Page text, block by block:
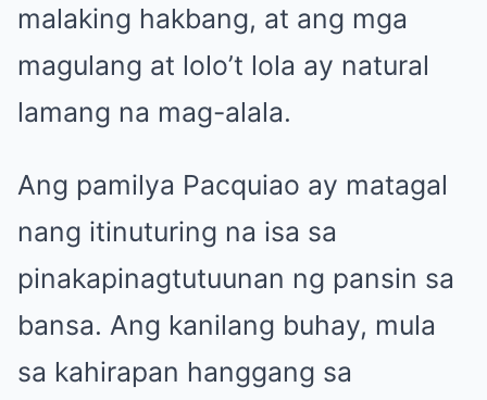
malaking hakbang, at ang mga
magulang at lolo’t lola ay natural
lamang na mag-alala.
Ang pamilya Pacquiao ay matagal
nang itinuturing na isa sa
pinakapinagtutuunan ng pansin sa
bansa. Ang kanilang buhay, mula
sa kahirapan hanggang sa